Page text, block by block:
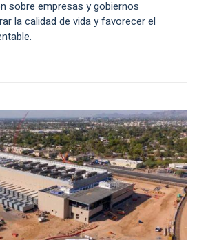
sobre empresas y gobiernos
la calidad de vida y favorecer el